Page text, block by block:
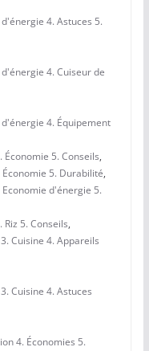
4. Astuces 5.
4. Cuiseur de
4. Équipement
5. Conseils,
5. Durabilité,
d'énergie 5.
5. Conseils,
Cuisine 4. Appareils
Cuisine 4. Astuces
4. Économies 5.